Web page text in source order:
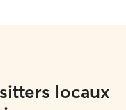
locaux